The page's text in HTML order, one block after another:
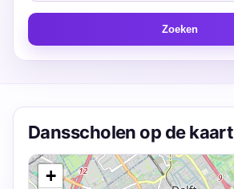
Zoeken
Dansscholen op de kaart
+